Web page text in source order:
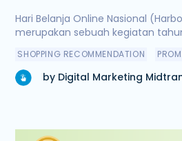
tentang Harbolnas
Hari Belanja Online Nasional
merupakan sebuah kegiatan
SHOPPING RECOMMENDATION
by Digital Marketing